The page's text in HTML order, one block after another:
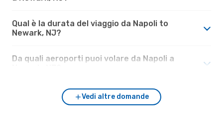
Qual è la durata del viaggio da Napoli to
Newark, NJ?
Da quali aeroporti puoi volare da Napoli a
Vedi altre domande